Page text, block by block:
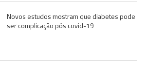
Novos estudos mostram que diabetes pode
ser complicação pós covid-19